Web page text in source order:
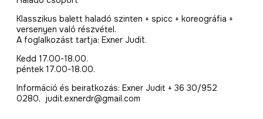
Klasszikus balett haladó szinten + spicc + koreográfia +
versenyen való részvétel.
A foglalkozást tartja: Exner Judit.
Kedd 17.00-18.00.
péntek 17.00-18.00.
Információ és beiratkozás: Exner Judit + 36 30/952
0280, judit.exnerdr@gmail.com